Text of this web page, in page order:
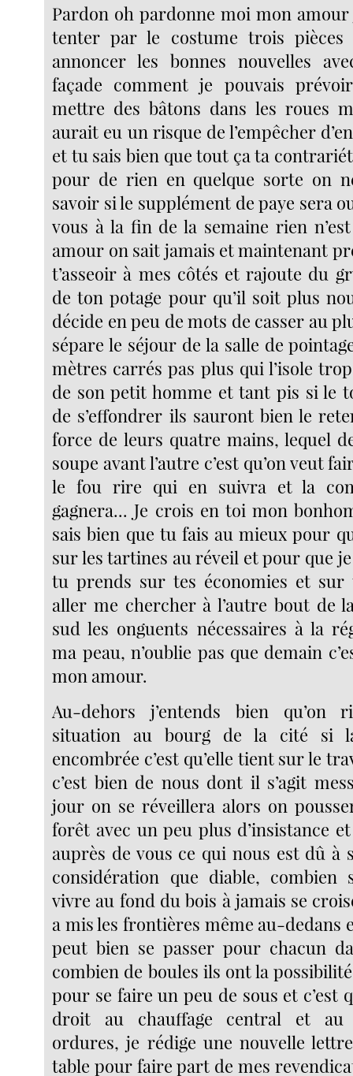
Pardon oh pardonne moi mon amour
tenter par le costume trois
annoncer les bonnes nouvelles
façade comment je pouvais
mettre des bâtons dans les roues
aurait eu un risque de l’empêcher
et tu sais bien que tout ça ta
pour de rien en quelque sorte on
savoir si le supplément de paye sera
vous à la fin de la semaine rien
amour on sait jamais et maintenant
t’asseoir à mes côtés et rajoute du
de ton potage pour qu’il soit plus
décide en peu de mots de casser au
sépare le séjour de la salle de
mètres carrés pas plus qui l’isole
de son petit homme et tant pis si le
de s’effondrer ils sauront bien le
force de leurs quatre mains, lequel
soupe avant l’autre c’est qu’on veut
le fou rire qui en suivra et la
gagnera... Je crois en toi mon
sais bien que tu fais au mieux pour
sur les tartines au réveil et pour que je
tu prends sur tes économies et
aller me chercher à l’autre bout de
sud les onguents nécessaires à la
ma peau, n’oublie pas que demain
mon amour.
Au-dehors j’entends bien qu’on
situation au bourg de la cité si
encombrée c’est qu’elle tient sur le
c’est bien de nous dont il s’agit
jour on se réveillera alors on
forêt avec un peu plus d’insistance
auprès de vous ce qui nous est dû à
considération que diable, combien
vivre au fond du bois à jamais se
a mis les frontières même au-dedans
peut bien se passer pour chacun
combien de boules ils ont la
pour se faire un peu de sous et c’est
droit au chauffage central et au
ordures, je rédige une nouvelle
table pour faire part de mes